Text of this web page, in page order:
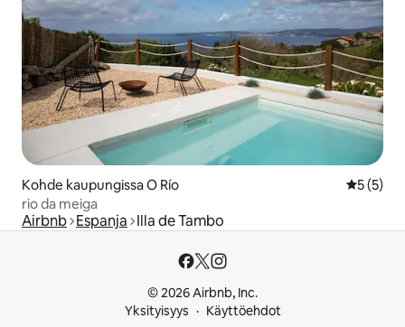
Kohde kaupungissa O Río
5 (5)
rio da meiga
Airbnb Espanja Illa de Tambo
© 2026 Airbnb, Inc.
Yksityisyys
Käyttöehdot